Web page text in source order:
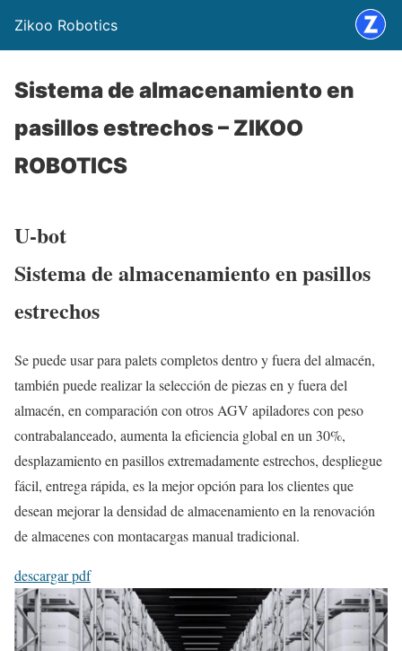
Zikoo Robotics
Sistema de almacenamiento en
pasillos estrechos – ZIKOO
ROBOTICS
U-bot
Sistema de almacenamiento en pasillos
estrechos
Se puede usar para palets completos dentro y fuera del almacén,
también puede realizar la selección de piezas en y fuera del
almacén, en comparación con otros AGV apiladores con peso
contrabalanceado, aumenta la eficiencia global en un 30%,
desplazamiento en pasillos extremadamente estrechos, despliegue
fácil, entrega rápida, es la mejor opción para los clientes que
desean mejorar la densidad de almacenamiento en la renovación
de almacenes con montacargas manual tradicional.
descargar pdf